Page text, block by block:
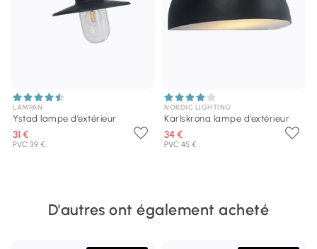
LAMPAN
Ystad lampe d’extérieur
31 €
PVC 39 €
NORDIC LIGHTING
Karlskrona lampe d’extérieur
34 €
PVC 45 €
D'autres ont également acheté